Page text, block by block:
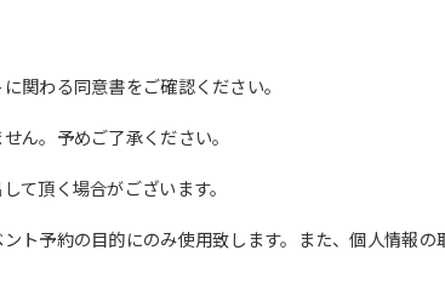
関わる同意書をご確認ください。
ん。予めご了承ください。
て頂く場合がございます。
ト予約の目的にのみ使用致します。また、個人情報の
For foreigners
Central Sports official website is
automatically translated into
English. Click the link below (start
automatic translation) to return to